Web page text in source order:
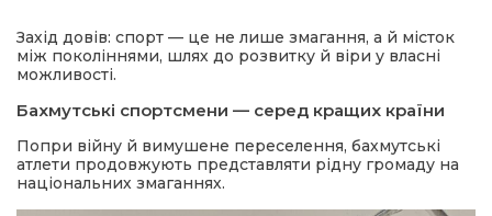
Захід довів: спорт — це не лише змагання, а й місток
між поколіннями, шлях до розвитку й віри у власні
можливості.
Бахмутські спортсмени — серед кращих країни
Попри війну й вимушене переселення, бахмутські
атлети продовжують представляти рідну громаду на
національних змаганнях.